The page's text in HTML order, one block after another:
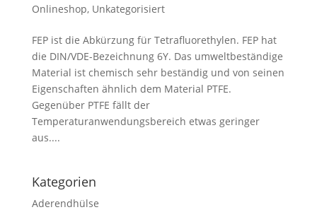
Onlineshop, Unkategorisiert
FEP ist die Abkürzung für Tetrafluorethylen. FEP hat
die DIN/VDE-Bezeichnung 6Y. Das umweltbeständige
Material ist chemisch sehr beständig und von seinen
Eigenschaften ähnlich dem Material PTFE.
Gegenüber PTFE fällt der
Temperaturanwendungsbereich etwas geringer
aus....
Kategorien
Aderendhülse